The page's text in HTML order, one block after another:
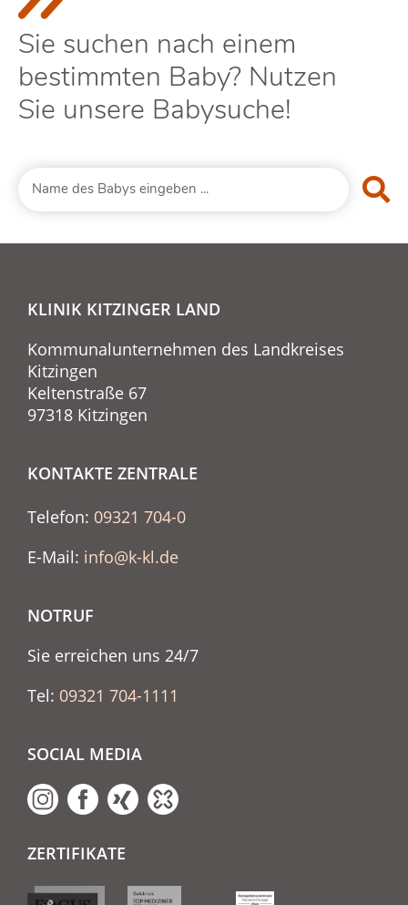
Sie suchen nach einem
bestimmten Baby? Nutzen
Sie unsere Babysuche!
KLINIK KITZINGER LAND
Kommunalunternehmen des Landkreises
Kitzingen
Keltenstraße 67
97318 Kitzingen
KONTAKTE ZENTRALE
Telefon: 09321 704-0
E-Mail: info@k-kl.de
NOTRUF
Sie erreichen uns 24/7
Tel: 09321 704-1111
SOCIAL MEDIA
ZERTIFIKATE